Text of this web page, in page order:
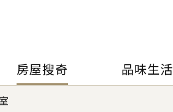
房屋搜奇 品味生活